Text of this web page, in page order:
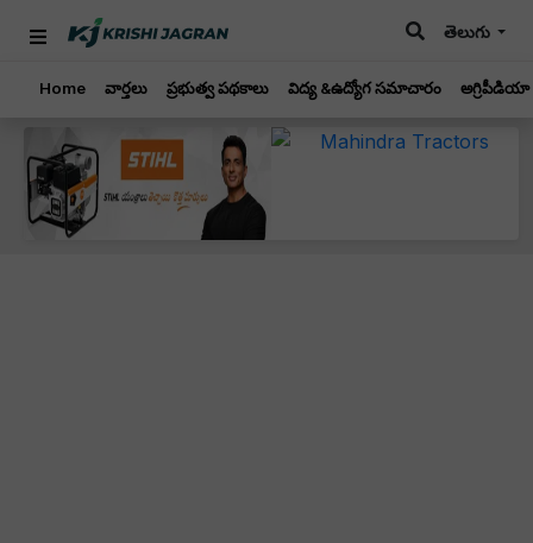
తెలుగు
Home వార్తలు ప్రభుత్వ పథకాలు విద్య &ఉద్యోగ సమాచారం అగ్రిపీడియా